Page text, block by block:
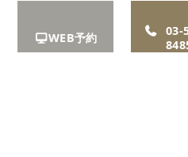
WEB予約
03-